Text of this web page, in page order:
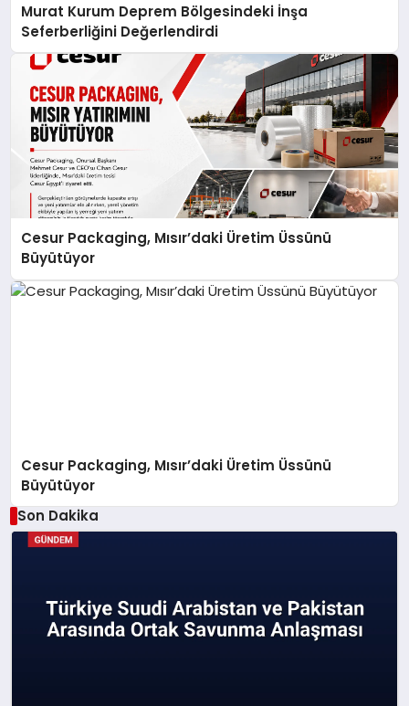
Murat Kurum Deprem Bölgesindeki İnşa
Seferberliğini Değerlendirdi
Cesur Packaging, Mısır’daki Üretim Üssünü
Büyütüyor
Cesur Packaging, Mısır’daki Üretim Üssünü
Büyütüyor
Son Dakika